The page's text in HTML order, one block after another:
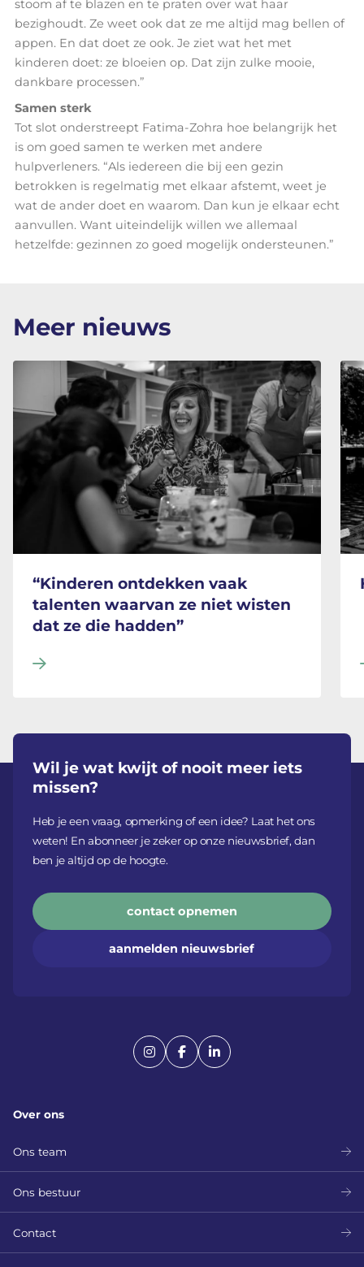
stoom af te blazen en te praten over wat haar
bezighoudt. Ze weet ook dat ze me altijd mag bellen of
appen. En dat doet ze ook. Je ziet wat het met
kinderen doet: ze bloeien op. Dat zijn zulke mooie,
dankbare processen.”
Samen sterk
Tot slot onderstreept Fatima-Zohra hoe belangrijk het
is om goed samen te werken met andere
hulpverleners. “Als iedereen die bij een gezin
betrokken is regelmatig met elkaar afstemt, weet je
wat de ander doet en waarom. Dan kun je elkaar echt
aanvullen. Want uiteindelijk willen we allemaal
hetzelfde: gezinnen zo goed mogelijk ondersteunen.”
Meer nieuws
“Kinderen ontdekken vaak
talenten waarvan ze niet wisten
dat ze die hadden”
“Kinderen ontdekken vaak talenten waarvan ze niet
Wil je wat kwijt of nooit meer iets
missen?
Heb je een vraag, opmerking of een idee? Laat het ons
weten! En abonneer je zeker op onze nieuwsbrief, dan
ben je altijd op de hoogte.
contact opnemen
aanmelden nieuwsbrief
Over ons
Ons team
Ons bestuur
Contact